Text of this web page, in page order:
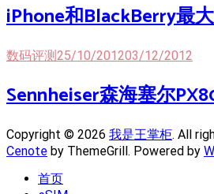
iPhone和BlackBerry最
数码评测25/10/201203/12/2012
Sennheiser森海塞尔
Copyright © 2026 我是王掌柜. All
Cenote by ThemeGrill. Powered by
首页